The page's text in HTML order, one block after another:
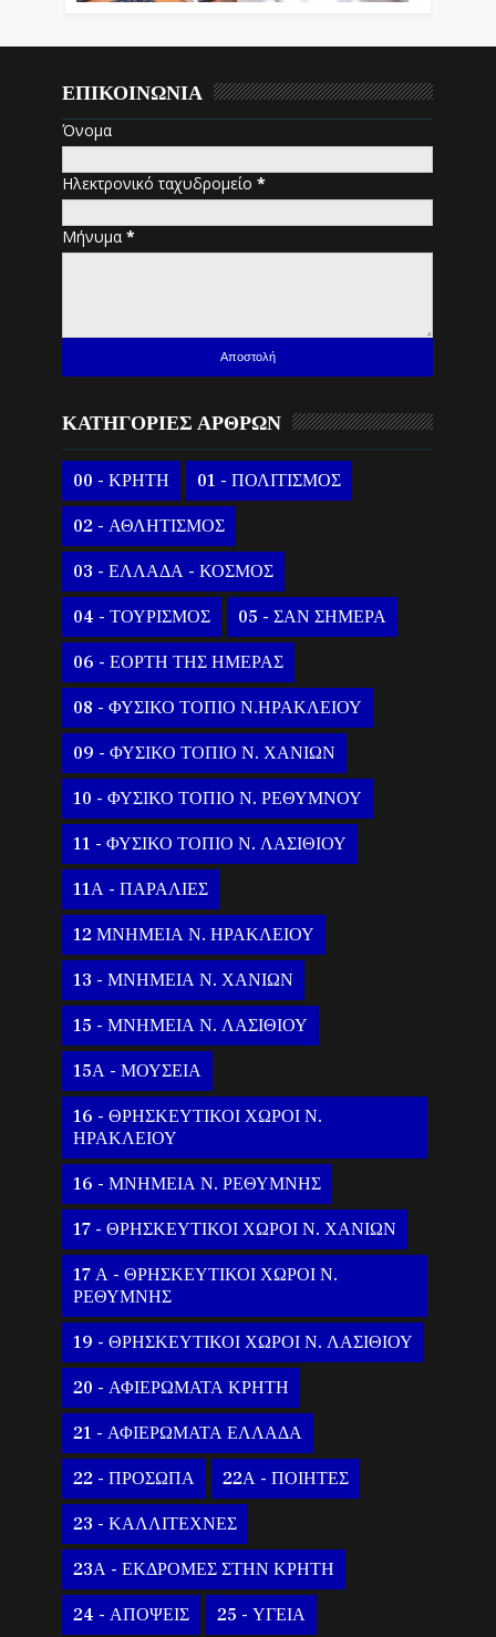
ΕΠΙΚΟΙΝΩΝΙΑ
Όνομα
Ηλεκτρονικό ταχυδρομείο*
Μήνυμα*
ΚΑΤΗΓΟΡΙΕΣ ΑΡΘΡΩΝ
00 - ΚΡΗΤΗ 01 - ΠΟΛΙΤΙΣΜΟΣ
02 - ΑΘΛΗΤΙΣΜΟΣ
03 - ΕΛΛΑΔΑ - ΚΟΣΜΟΣ
04 - ΤΟΥΡΙΣΜΟΣ 05 - ΣΑΝ ΣΗΜΕΡΑ
06 - ΕΟΡΤΗ ΤΗΣ ΗΜΕΡΑΣ
08 - ΦΥΣΙΚΟ ΤΟΠΙΟ Ν.ΗΡΑΚΛΕΙΟΥ
09 - ΦΥΣΙΚΟ ΤΟΠΙΟ Ν. ΧΑΝΙΩΝ
10 - ΦΥΣΙΚΟ ΤΟΠΙΟ Ν. ΡΕΘΥΜΝΟΥ
11 - ΦΥΣΙΚΟ ΤΟΠΙΟ Ν. ΛΑΣΙΘΙΟΥ
11Α - ΠΑΡΑΛΙΕΣ
12 ΜΝΗΜΕΙΑ Ν. ΗΡΑΚΛΕΙΟΥ
13 - ΜΝΗΜΕΙΑ Ν. ΧΑΝΙΩΝ
15 - ΜΝΗΜΕΙΑ Ν. ΛΑΣΙΘΙΟΥ
15Α - ΜΟΥΣΕΙΑ
16 - ΘΡΗΣΚΕΥΤΙΚΟΙ ΧΩΡΟΙ Ν.
ΗΡΑΚΛΕΙΟΥ
16 - ΜΝΗΜΕΙΑ Ν. ΡΕΘΥΜΝΗΣ
17 - ΘΡΗΣΚΕΥΤΙΚΟΙ ΧΩΡΟΙ Ν. ΧΑΝΙΩΝ
17 Α - ΘΡΗΣΚΕΥΤΙΚΟΙ ΧΩΡΟΙ Ν.
ΡΕΘΥΜΝΗΣ
19 - ΘΡΗΣΚΕΥΤΙΚΟΙ ΧΩΡΟΙ Ν. ΛΑΣΙΘΙΟΥ
20 - ΑΦΙΕΡΩΜΑΤΑ ΚΡΗΤΗ
21 - ΑΦΙΕΡΩΜΑΤΑ ΕΛΛΑΔΑ
22 - ΠΡΟΣΩΠΑ 22Α - ΠΟΙΗΤΕΣ
23 - ΚΑΛΛΙΤΕΧΝΕΣ
23Α - ΕΚΔΡΟΜΕΣ ΣΤΗΝ ΚΡΗΤΗ
24 - ΑΠΟΨΕΙΣ 25 - ΥΓΕΙΑ